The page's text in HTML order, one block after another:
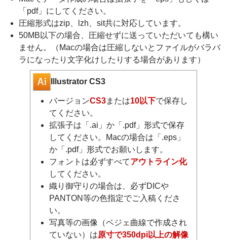
「pdf」にしてください。
圧縮形式はzip、lzh、sit共に対応しています。
50MB以下の場合、圧縮せずに送っていただいても構い
ません。（Macの場合は圧縮しないとファイルがバラバ
ラになったり文字化けしたりする場合があります）
Illustrator CS3
バージョンCS3または10以下で保存し
てください。
拡張子は「.ai」か「.pdf」形式で保存
してください。Macの場合は「.eps」
か「.pdf」形式でお願いします。
フォントは必ずすべてアウトライン化
してください。
織り御守りの場合は、必ずDICや
PANTON等の色指定でご入稿くださ
い。
写真等の画像（ベジェ曲線で作成され
ていない）は原寸で350dpi以上の解像